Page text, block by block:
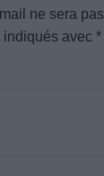
ne sera
avec *